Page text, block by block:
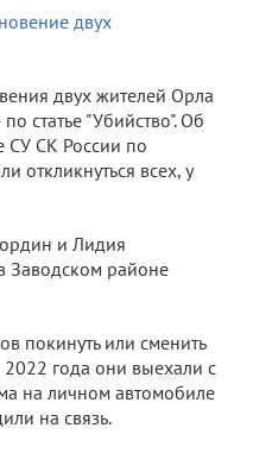
двух жителей Орла
статье "Убийство". Об
СУ СК России по
откликнуться всех, у
и Лидия
районе
покинуть или сменить
2022 года они выехали с
на личном автомобиле
на связь.